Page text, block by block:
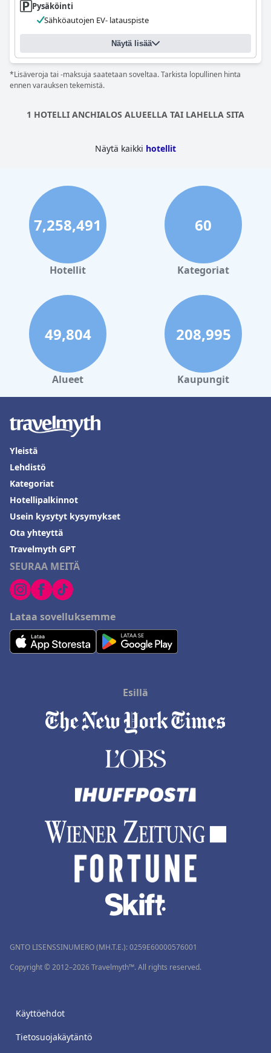
oleskelua.
Pysäköinti
Sähköautojen EV- latauspiste
Näytä lisää
*Lisäveroja tai -maksuja saatetaan soveltaa. Tarkista lopullinen hinta
ennen varauksen tekemistä.
1 HOTELLI ANCHIALOS ALUEELLA TAI LAHELLA SITA
Näytä kaikki hotellit
7,258,491
Hotellit
60
Kategoriat
49,804
Alueet
208,995
Kaupungit
SEURAA MEITÄ
Lataa sovelluksemme
Yleistä
Lehdistö
Kategoriat
Hotellipalkinnot
Usein kysytyt kysymykset
Ota yhteyttä
Travelmyth GPT
Esillä
GNTO LISENSSINUMERO (MH.T.E.): 0259Ε60000576001
Copyright © 2012–2026 Travelmyth™. All rights reserved.
Käyttöehdot
Tietosuojakäytäntö